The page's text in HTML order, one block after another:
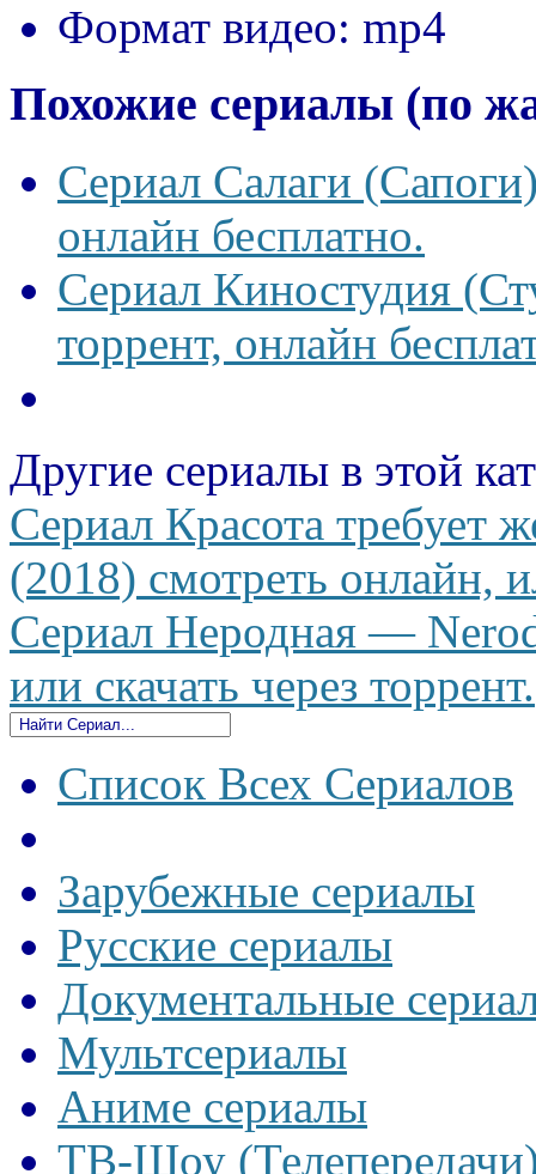
Формат видео: mp4
Похожие сериалы (по
Сериал Салаги
онлайн бесплатно.
Сериал Киностудия
торрент, онлайн
Другие сериалы в этой
Сериал Красота требует
(2018) смотреть онлайн,
Сериал Неродная —
или скачать через торрент.
Список Всех Сериалов
Зарубежные сериалы
Русские сериалы
Документальные
Мультсериалы
Аниме сериалы
ТВ-Шоу